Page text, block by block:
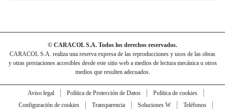
© CARACOL S.A. Todos los derechos reservados.
CARACOL S.A. realiza una reserva expresa de las reproducciones y usos de las obras
y otras prestaciones accesibles desde este sitio web a medios de lectura mecánica u otros
medios que resulten adecuados.
Aviso legal Política de Protección de Datos
Política de cookies
Configuración de cookies
Transparencia Soluciones W
Teléfonos